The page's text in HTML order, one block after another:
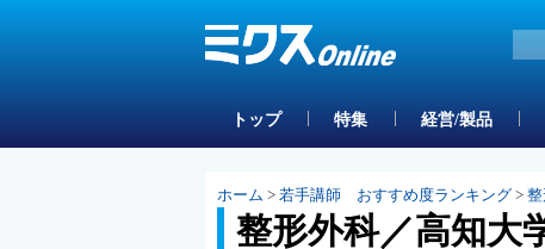
トップ 特集 経営/製品
ホーム > 若手講師 おすすめ度ランキング >
整形外科／高知大